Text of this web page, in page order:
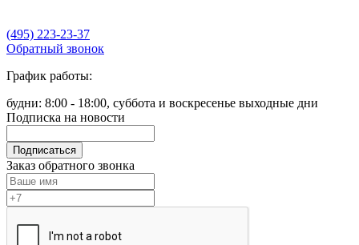
(495) 223-23-37
Обратный звонок
График работы:
будни: 8:00 - 18:00, суббота и воскресенье выходные дни
Подписка на новости
Подписаться
Заказ обратного звонка